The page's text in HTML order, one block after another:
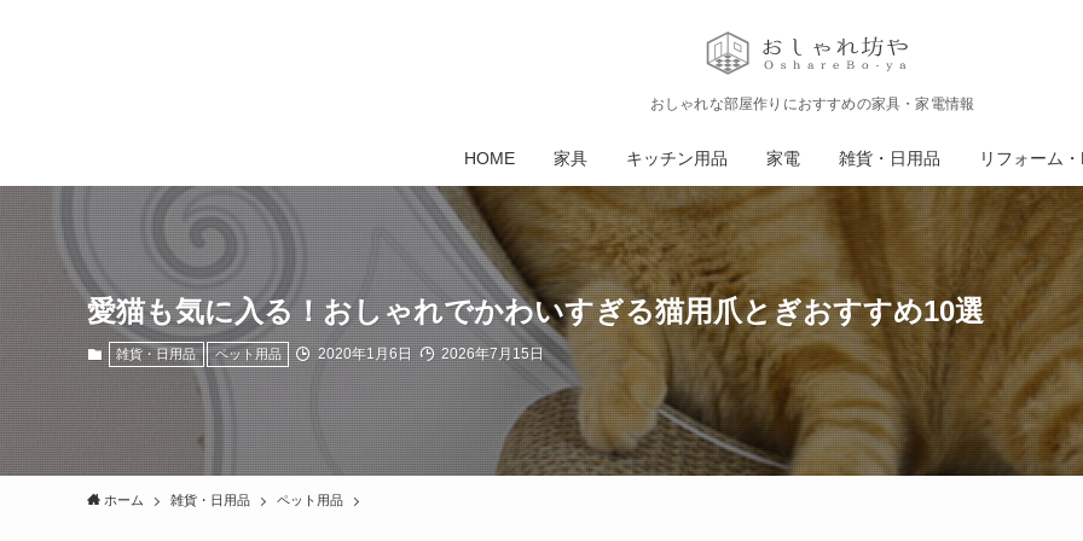
おしゃれな部屋作りにおすすめの家具・家電情報
HOME 家具 キッチン用品 家電 雑貨・日用品 リフォーム
愛猫も気に入る！おしゃれでかわいすぎる猫用爪とぎおすすめ10選
雑貨・日用品 ペット用品 2020年1月6日 2026年7月15日
ホーム 雑貨・日用品 ペット用品